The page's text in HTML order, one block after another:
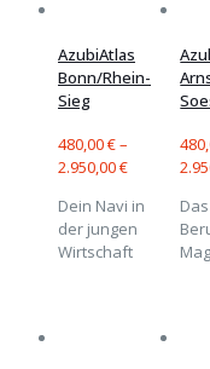
AzubiAtlas
Bonn/Rhein-
Sieg
480,00€–
2.950,00€
Dein Navi in
der jungen
Wirtschaft
Das